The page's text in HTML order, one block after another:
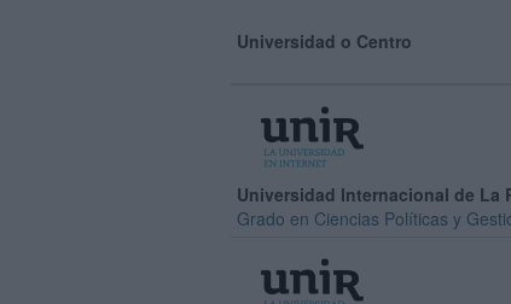
Universidad o Centro
Universidad Internacional de La
Grado en Ciencias Políticas y